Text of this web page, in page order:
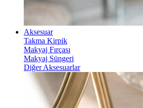
Aksesuar
Takma Kirpik
Makyaj Fırçası
Makyaj Süngeri
Diğer Aksesuarlar